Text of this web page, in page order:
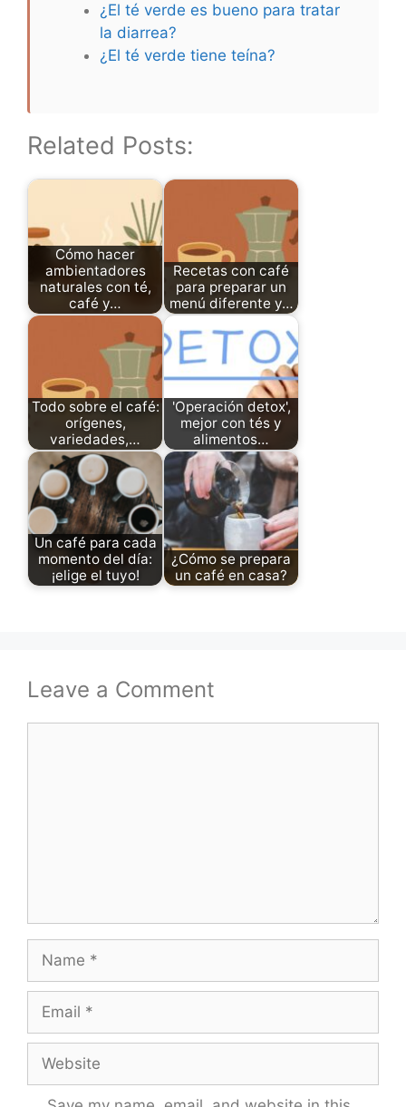
¿El té verde es bueno para tratar
la diarrea?
¿El té verde tiene teína?
Related Posts:
Cómo hacer
ambientadores
naturales con té,
café y…
Recetas con café
para preparar un
menú diferente y…
Todo sobre el café:
orígenes,
variedades,…
'Operación detox',
mejor con tés y
alimentos…
Un café para cada
momento del día:
¡elige el tuyo!
¿Cómo se prepara
un café en casa?
Leave a Comment
Name
Email
Website